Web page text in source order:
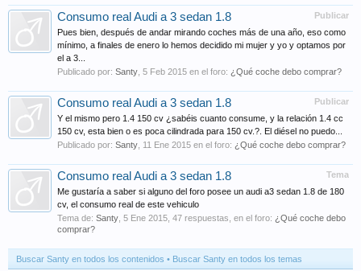
Publicar
Consumo real Audi a 3 sedan 1.8
Pues bien, después de andar mirando coches más de una año, eso como
mínimo, a finales de enero lo hemos decidido mi mujer y yo y optamos por
el a 3...
Publicado por: Santy 5 Feb 2015 en el foro: ¿Qué coche debo comprar?
Publicar
Consumo real Audi a 3 sedan 1.8
Y el mismo pero 1.4 150 cv ¿sabéis cuanto consume, y la relación 1.4 cc
150 cv, esta bien o es poca cilindrada para 150 cv.?. El diésel no puedo...
Publicado por: Santy 11 Ene 2015 en el foro: ¿Qué coche debo comprar?
Tema
Consumo real Audi a 3 sedan 1.8
Me gustaría a saber si alguno del foro posee un audi a3 sedan 1.8 de 180
cv, el consumo real de este vehiculo
Tema de: Santy 5 Ene 2015 , 47 respuestas, en el foro: ¿Qué coche debo
comprar?
Buscar Santy en todos los contenidos Buscar Santy en todos los temas